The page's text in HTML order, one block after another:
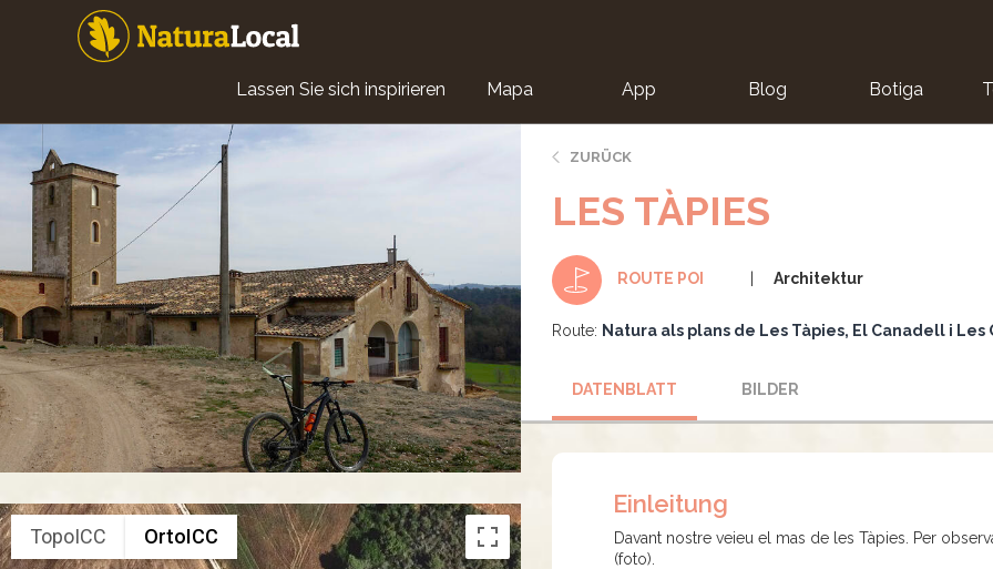
Main
navigation
Lassen Sie sich inspirieren Mapa App Blog Botiga
TopoICC OrtoICC
ZURÜCK
LES TÀPIES
ROUTE POI Architektur
Route: Natura als plans de Les Tàpies, El Canadell i Les
DATENBLATT BILDER
Einleitung
Davant nostre veieu el mas de les Tàpies. Per
(foto).